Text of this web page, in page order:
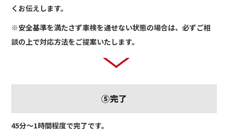
くお伝えします。
※安全基準を満たさず車検を通せない状態の場合は、必ずご相
談の上で対応方法をご提案いたします。
⑤完了
45分～1時間程度で完了です。